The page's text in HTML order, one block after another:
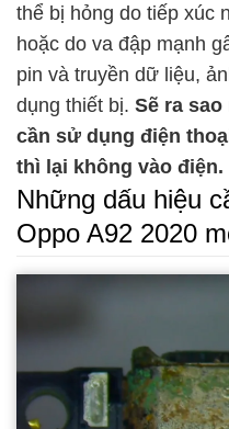
thể bị hỏng do tiếp xúc
hoặc do va đập mạnh
pin và truyền dữ liệu,
dụng thiết bị. Sẽ ra
cần sử dụng điện
thì lại không vào điện.
Những dấu hiệu
Oppo A92 2020